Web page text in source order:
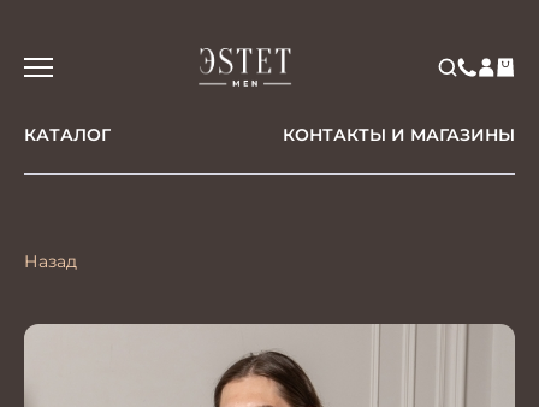
КАТАЛОГ КОНТАКТЫ И МАГАЗИНЫ
Назад